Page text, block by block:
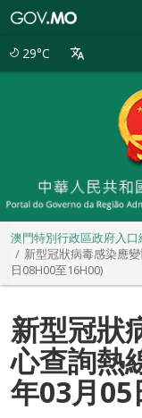
29°C
澳門特別行政區政府入口
新型冠狀病毒感染應
日08H00至16H00)
新型冠狀
心查詢熱
年03月